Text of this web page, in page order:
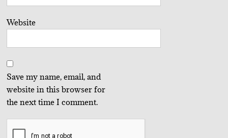
Website
Save my name, email, and
website in this browser for
the next time I comment.